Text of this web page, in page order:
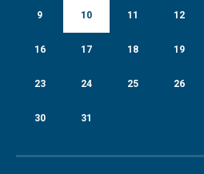
9 10 11 12
16 17 18 19
23 24 25 26
30 31